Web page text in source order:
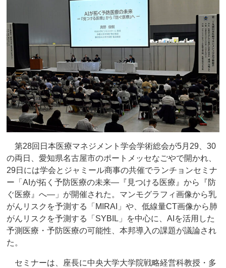
第28回日本医療マネジメント学会学術総会が5月29、30
の両日、愛知県名古屋市のポートメッセなごやで開かれ、
29日には学会とジャミール商事の共催でランチョンセミナ
ー「AIが拓く予防医療の未来―『見つける医療』から『防
ぐ医療』へ―」が開催された。マンモグラフィ画像から乳
がんリスクを予測する「MIRAI」や、低線量CT画像から肺
がんリスクを予測する「SYBIL」を中心に、AIを活用した
予測医療・予防医療の可能性、本邦導入の課題が議論され
た。
セミナーは、座長に中央大学大学院戦略経営科教授・多